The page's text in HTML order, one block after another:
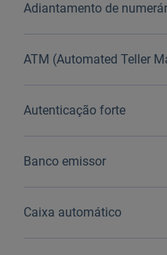
Adiantamento de
ATM (Automated Teller
Autenticação forte
Banco emissor
Caixa automático